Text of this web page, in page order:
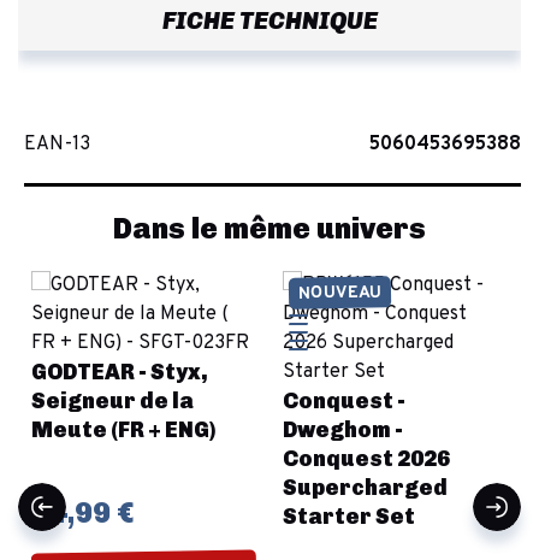
FICHE TECHNIQUE
EAN-13 5060453695388
Dans le même univers
GODTEAR - Styx,
Seigneur de la
Meute (FR + ENG)
34,99 €
Conquest -
Dweghom -
Conquest 2026
Supercharged
Starter Set
NOUVEAU